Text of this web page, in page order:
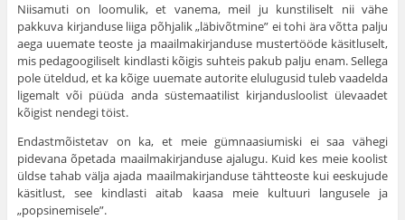
Niisamuti on loomulik, et vanema, meil ju kunstiliselt nii vähe
pakkuva kirjanduse liiga põhjalik „läbivõtmine” ei tohi ära võtta palju
aega uuemate teoste ja maailmakirjanduse mustertööde käsit­luselt,
mis pedagoogiliselt kindlasti kõigis suhteis pakub palju enam. Sellega
pole üteldud, et ka kõige uuemate autorite elulugusid tuleb vaadelda
ligemalt või püüda anda süstemaatilist kirjandusloo­list ülevaadet
kõigist nendegi töist.
Endastmõistetav on ka, et meie gümnaasiumiski ei saa vähegi
pidevana õpetada maailmakirjanduse ajalugu. Kuid kes meie koolist
üldse tahab välja ajada maailmakirjanduse tähtteoste kui eeskujude
käsitlust, see kindlasti aitab kaasa meie kultuuri lan­gusele ja
„popsinemisele”.